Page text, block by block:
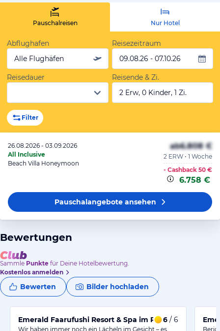
Pauschalreisen Nur Hotel
Abflughafen
Alle Flughäfen
Reisezeitraum
09.08.26 - 07.10.26
Reisedauer
Reisende & Zi.
2 Erw, 0 Kinder, 1 Zi.
Filter
26.08.2026 - 03.09.2026
All Inclusive
Beach Villa Honeymoon
ab6.808 €
2 ERW • 1 Woche
- Cashback 50 €
6.758 €
Pauschalangeboteansehen
Bewertungen
Sammle Punkte für Deine Hotelbewertung.
Kostenlos anmelden
Bewerten Bilder hochladen
Emerald Faarufushi Resort & Spa im Raa Atoll, Male
6 / 6
Wir haben immer noch ein Lächeln im Gesicht – es